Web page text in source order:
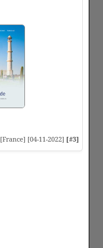
[04-11-2022] [#3]